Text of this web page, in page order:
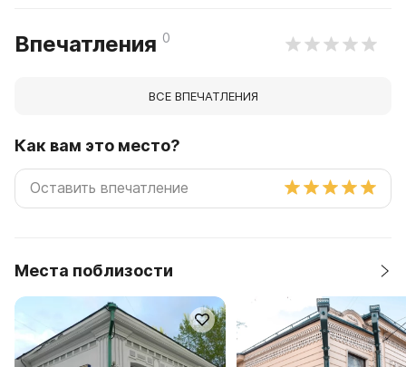
Впечатления 0
ВСЕ ВПЕЧАТЛЕНИЯ
Как вам это место?
Места поблизости